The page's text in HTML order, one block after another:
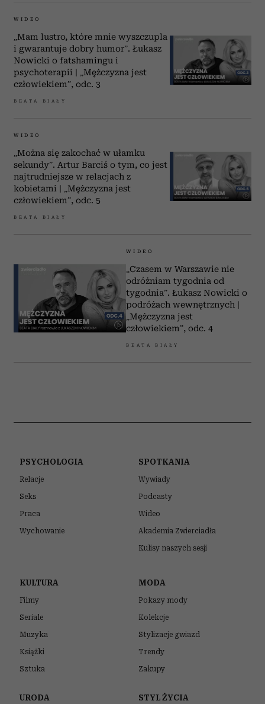
WIDEO
„Mam lustro, które mnie wyszczupla
i gwarantuje dobry humor”. Łukasz
Nowicki o fatshamingu i
psychoterapii | „Mężczyzna jest
człowiekiem”, odc. 3
BEATA BIAŁY
WIDEO
„Można się zakochać w ułamku
sekundy”. Artur Barciś o tym, co jest
najtrudniejsze w relacjach z
kobietami | „Mężczyzna jest
człowiekiem”, odc. 5
BEATA BIAŁY
WIDEO
„Czasem w Warszawie nie
odróżniam tygodnia od
tygodnia”. Łukasz Nowicki o
podróżach wewnętrznych |
„Mężczyzna jest
człowiekiem”, odc. 4
BEATA BIAŁY
PSYCHOLOGIA
Relacje
Seks
Praca
Wychowanie
SPOTKANIA
Wywiady
Podcasty
Wideo
Akademia Zwierciadła
Kulisy naszych sesji
KULTURA
Filmy
Seriale
Muzyka
Książki
Sztuka
MODA
Pokazy mody
Kolekcje
Stylizacje gwiazd
Trendy
Zakupy
URODA STYL ŻYCIA